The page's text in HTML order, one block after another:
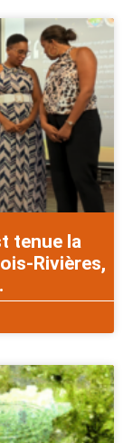
tenue la
Rivières,